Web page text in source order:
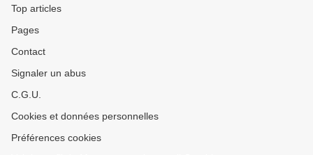
Top articles
Pages
Contact
Signaler un abus
C.G.U.
Cookies et données personnelles
Préférences cookies